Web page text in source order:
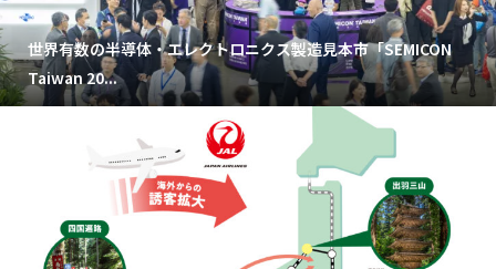
世界有数の半導体・エレクトロニクス製造見本市「SEMICON
Taiwan 20...